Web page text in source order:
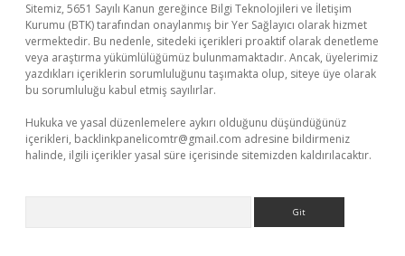
Sitemiz, 5651 Sayılı Kanun gereğince Bilgi Teknolojileri ve İletişim
Kurumu (BTK) tarafından onaylanmış bir Yer Sağlayıcı olarak hizmet
vermektedir. Bu nedenle, sitedeki içerikleri proaktif olarak denetleme
veya araştırma yükümlülüğümüz bulunmamaktadır. Ancak, üyelerimiz
yazdıkları içeriklerin sorumluluğunu taşımakta olup, siteye üye olarak
bu sorumluluğu kabul etmiş sayılırlar.
Hukuka ve yasal düzenlemelere aykırı olduğunu düşündüğünüz
içerikleri, backlinkpanelicomtr@gmail.com adresine bildirmeniz
halinde, ilgili içerikler yasal süre içerisinde sitemizden kaldırılacaktır.